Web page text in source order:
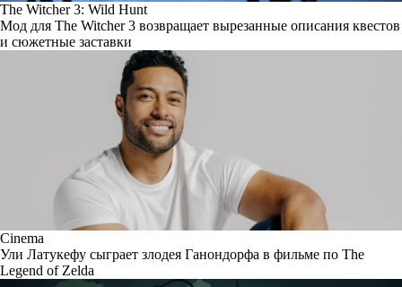
The Witcher 3: Wild Hunt
Мод для The Witcher 3 возвращает вырезанные описания квестов
и сюжетные заставки
Cinema
Ули Латукефу сыграет злодея Ганондорфа в фильме по The
Legend of Zelda